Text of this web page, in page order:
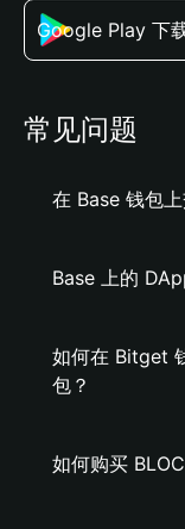
Google Play 下
常见问题
在 Base 钱包
Base 上的
如何在 Bitget
包？
如何购买